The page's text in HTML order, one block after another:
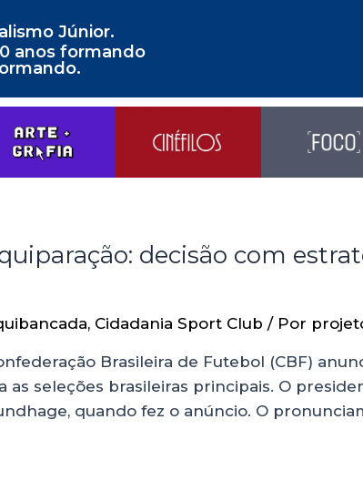
Júnior.
anos formando
decisão com
, Cidadania Sport Club / Por
Brasileira de Futebol (CBF)
as seleções brasileiras principais. O
quando fez o anúncio. O